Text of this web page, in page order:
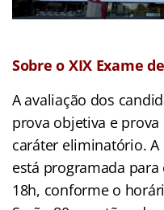
Sobre o XIX Exame
A avaliação dos
prova objetiva e
caráter eliminatório. A
está programada
18h, conforme o